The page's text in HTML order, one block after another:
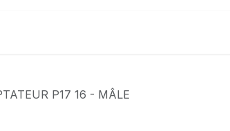
P17 16 - MÂLE